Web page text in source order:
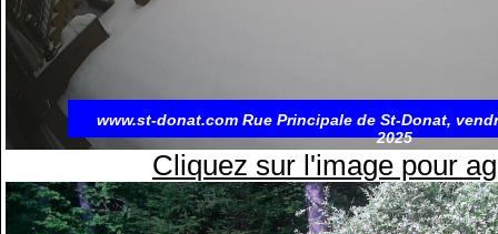
www.st-donat.com Rue Principale de St-Donat,
2025
Cliquez sur l'image pour